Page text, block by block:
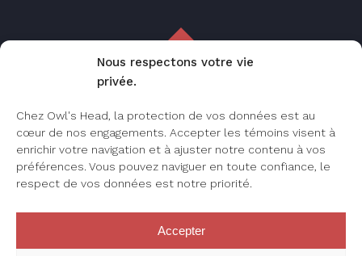
Nous respectons votre vie
privée.
Chez Owl's Head, la protection de vos données est au
cœur de nos engagements. Accepter les témoins visent à
enrichir votre navigation et à ajuster notre contenu à vos
préférences. Vous pouvez naviguer en toute confiance, le
respect de vos données est notre priorité.
Accepter
Foire aux questions, consultez cette page
pour les questions les plus fréquemment
posées.